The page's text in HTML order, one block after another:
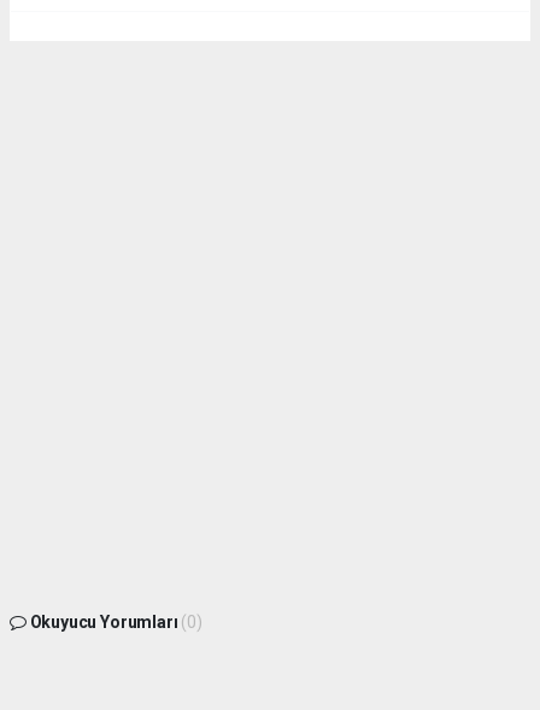
Okuyucu Yorumları (0)